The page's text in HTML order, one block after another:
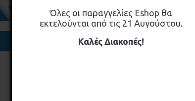
Όλες οι παραγγελίες Eshop θα
εκτελούνται από τις 21 Αυγούστου.
Καλές Διακοπές!